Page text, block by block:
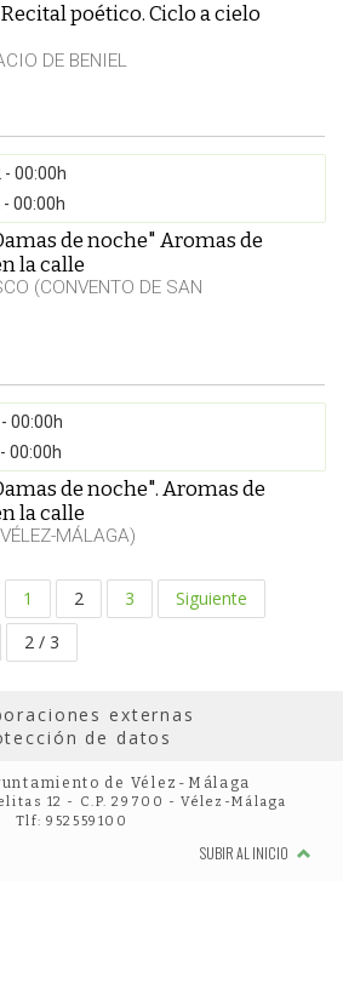
poético. Ciclo a cielo
DE BENIEL
00:00h
00:00h
de noche" Aromas de
la calle
(CONVENTO DE SAN
00:00h
00:00h
de noche". Aromas de
la calle
MÁLAGA)
1 2 3
Siguiente
2 / 3
externas
de datos
de Vélez-Málaga
12 - C.P. 29700 - Vélez-Málaga
Tlf: 952559100
SUBIR AL INICIO